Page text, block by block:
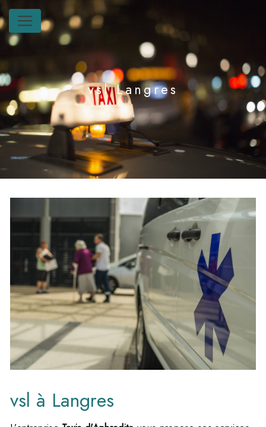
Panneau de gestion des cookies
vsl Langres
vsl à Langres